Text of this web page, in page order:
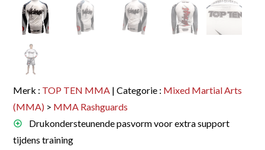
Merk : TOP TEN MMA | Categorie : Mixed Martial Arts
(MMA) > MMA Rashguards
Drukondersteunende pasvorm voor extra support
tijdens training